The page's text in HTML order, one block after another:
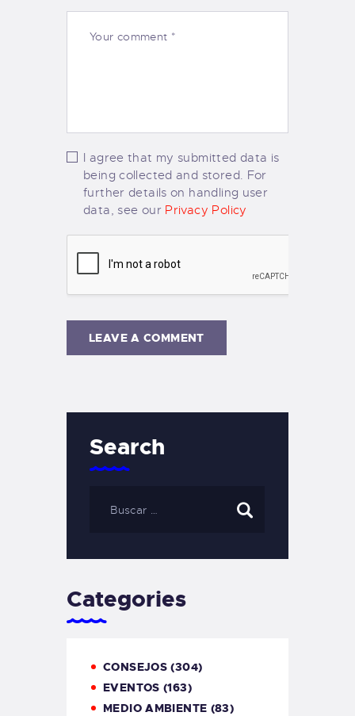
I agree that my submitted data is
being collected and stored. For
further details on handling user
data, see our Privacy Policy
Search
Categories
CONSEJOS (304)
EVENTOS (163)
MEDIO AMBIENTE (83)